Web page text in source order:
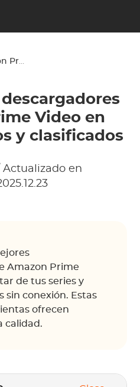
Amazon Prime
descargadores
Video en
y clasificados
Actualizado en
Amazon Prime
de tus series y
sin conexión. Estas
ofrecen
calidad.